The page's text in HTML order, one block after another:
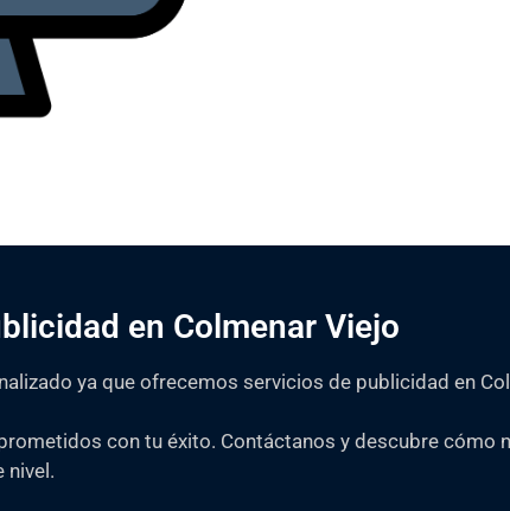
en Colmenar Viejo
ya que ofrecemos servicios de publicidad en
con tu éxito. Contáctanos y descubre cómo
nivel.